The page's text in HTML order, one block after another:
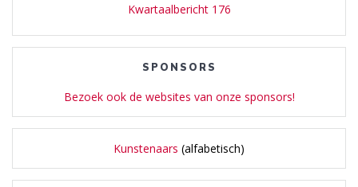
Kwartaalbericht 176
SPONSORS
Bezoek ook de websites van onze sponsors!
Kunstenaars (alfabetisch)